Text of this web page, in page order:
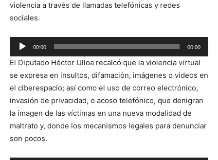
violencia a través de llamadas telefónicas y redes
sociales.
Reproductor
de
audio
00:00 00:00
El Diputado Héctor Ulloa recalcó que la violencia virtual
se expresa en insultos, difamación, imágenes o videos en
el ciberespacio; así como el uso de correo electrónico,
invasión de privacidad, o acoso telefónico, que denigran
la imagen de las víctimas en una nueva modalidad de
maltrato y, donde los mecanismos legales para denunciar
son pocos.